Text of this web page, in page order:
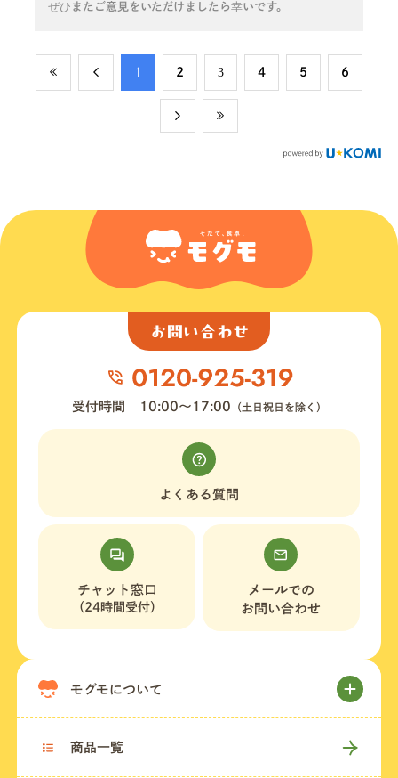
ぜひまたご意見をいただけましたら幸いです。
​1 ​2 ​3 ​4 ​5 ​6
お問い合わせ
受付時間 10:00〜17:00 （土日祝日を除く）
よくある質問
チャット窓口
（24時間受付）
メールでの
お問い合わせ
モグモについて
商品一覧